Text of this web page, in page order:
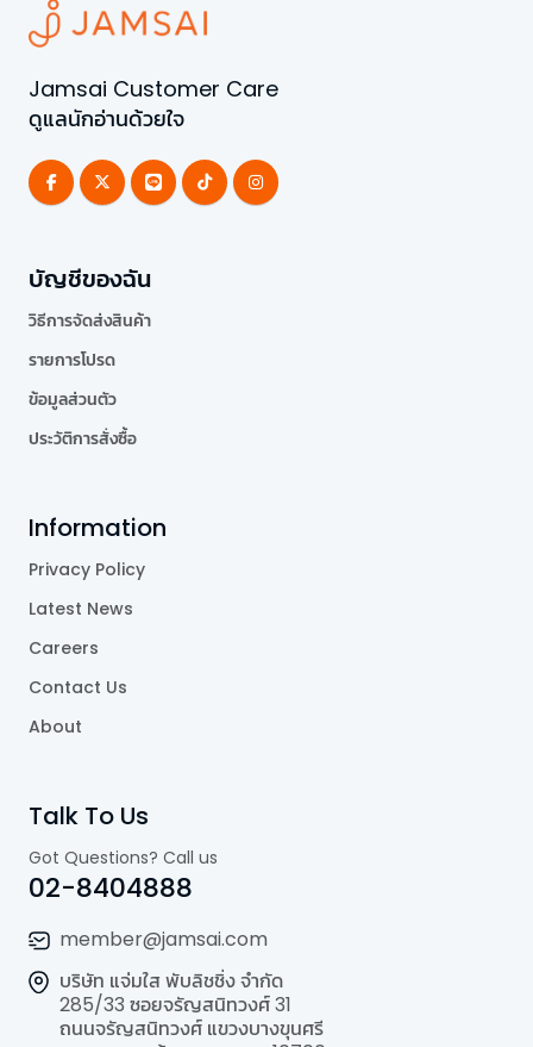
Jamsai Customer Care
ดูแลนักอ่านด้วยใจ
บัญชีของฉัน
วิธีการจัดส่งสินค้า
รายการโปรด
ข้อมูลส่วนตัว
ประวัติการสั่งซื้อ
Information
Privacy Policy
Latest News
Careers
Contact Us
About
Talk To Us
Got Questions? Call us
02-8404888
member@jamsai.com
บริษัท แจ่มใส พับลิชชิ่ง จำกัด
285/33 ซอยจรัญสนิทวงศ์ 31
ถนนจรัญสนิทวงศ์ แขวงบางขุนศรี